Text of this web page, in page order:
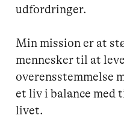
udfordringer.
Min mission er at
mennesker til at
overensstemmelse
et liv i balance
livet.